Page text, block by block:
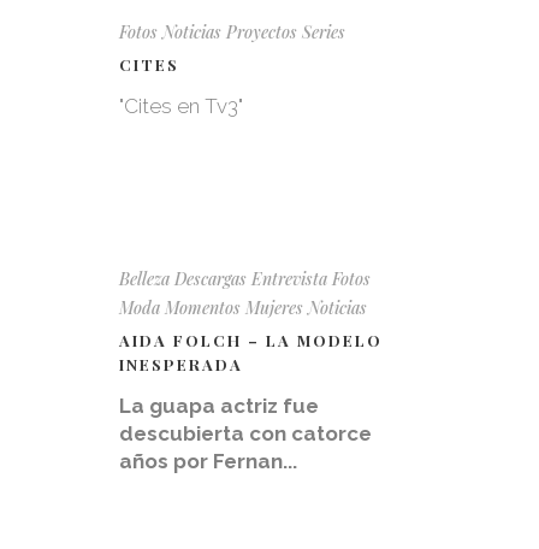
Fotos Noticias Proyectos Series
CITES
"Cites en Tv3"
Belleza Descargas Entrevista Fotos
Moda Momentos Mujeres Noticias
AIDA FOLCH – LA MODELO
INESPERADA
La guapa actriz fue
descubierta con catorce
años por Fernan...